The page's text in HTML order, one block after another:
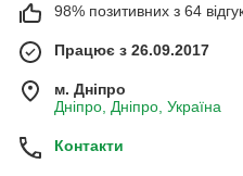
98% позитивних з 64
Працює з 26.09.2017
м. Дніпро
Дніпро, Дніпро, Україна
Контакти